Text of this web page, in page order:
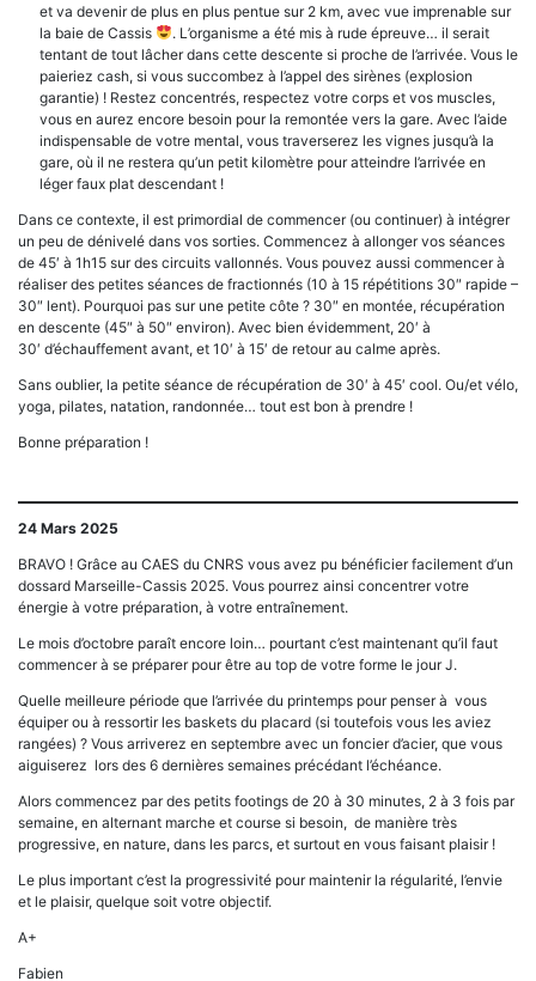
et va devenir de plus en plus pentue sur 2 km, avec vue imprenable sur
la baie de Cassis
. L’organisme a été mis à rude épreuve… il serait
tentant de tout lâcher dans cette descente si proche de l’arrivée. Vous le
paieriez cash, si vous succombez à l’appel des sirènes (explosion
garantie) ! Restez concentrés, respectez votre corps et vos muscles,
vous en aurez encore besoin pour la remontée vers la gare. Avec l’aide
indispensable de votre mental, vous traverserez les vignes jusqu’à la
gare, où il ne restera qu’un petit kilomètre pour atteindre l’arrivée en
léger faux plat descendant !
Dans ce contexte, il est primordial de commencer (ou continuer) à intégrer
un peu de dénivelé dans vos sorties. Commencez à allonger vos séances
de 45′ à 1h15 sur des circuits vallonnés. Vous pouvez aussi commencer à
réaliser des petites séances de fractionnés (10 à 15 répétitions 30″ rapide –
30″ lent). Pourquoi pas sur une petite côte ? 30″ en montée, récupération
en descente (45″ à 50″ environ). Avec bien évidemment, 20′ à
30′ d’échauffement avant, et 10′ à 15′ de retour au calme après.
Sans oublier, la petite séance de récupération de 30′ à 45′ cool. Ou/et vélo,
yoga, pilates, natation, randonnée… tout est bon à prendre !
Bonne préparation !
24 Mars 2025
BRAVO ! Grâce au CAES du CNRS vous avez pu bénéficier facilement d’un
dossard Marseille-Cassis 2025. Vous pourrez ainsi concentrer votre
énergie à votre préparation, à votre entraînement.
Le mois d’octobre paraît encore loin… pourtant c’est maintenant qu’il faut
commencer à se préparer pour être au top de votre forme le jour J.
Quelle meilleure période que l’arrivée du printemps pour penser à vous
équiper ou à ressortir les baskets du placard (si toutefois vous les aviez
rangées) ? Vous arriverez en septembre avec un foncier d’acier, que vous
aiguiserez lors des 6 dernières semaines précédant l’échéance.
Alors commencez par des petits footings de 20 à 30 minutes, 2 à 3 fois par
semaine, en alternant marche et course si besoin, de manière très
progressive, en nature, dans les parcs, et surtout en vous faisant plaisir !
Le plus important c’est la progressivité pour maintenir la régularité, l’envie
et le plaisir, quelque soit votre objectif.
A+
Fabien